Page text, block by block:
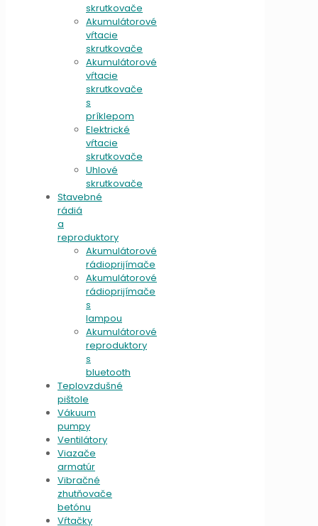
skrutkovače
Akumulátorové
vŕtacie
skrutkovače
Akumulátorové
vŕtacie
skrutkovače
s
príklepom
Elektrické
vŕtacie
skrutkovače
Uhlové
skrutkovače
Stavebné
rádiá
a
reproduktory
Akumulátorové
rádioprijímače
Akumulátorové
rádioprijímače
s
lampou
Akumulátorové
reproduktory
s
bluetooth
Teplovzdušné
pištole
Vákuum
pumpy
Ventilátory
Viazače
armatúr
Vibračné
zhutňovače
betónu
Vŕtačky